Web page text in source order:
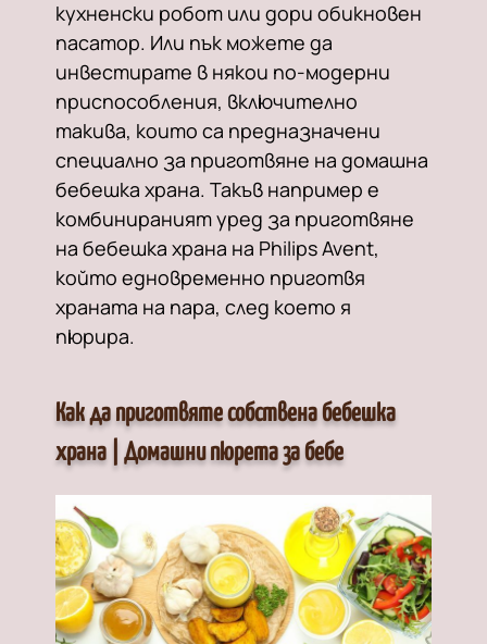
кухненски робот или дори обикновен
пасатор. Или пък можете да
инвестирате в някои по-модерни
приспособления, включително
такива, които са предназначени
специално за приготвяне на домашна
бебешка храна. Такъв например е
комбинираният уред за приготвяне
на бебешка храна на Philips Avent,
който едновременно приготвя
храната на пара, след което я
пюрира.
Как да приготвяте собствена бебешка
храна | Домашни пюрета за бебе